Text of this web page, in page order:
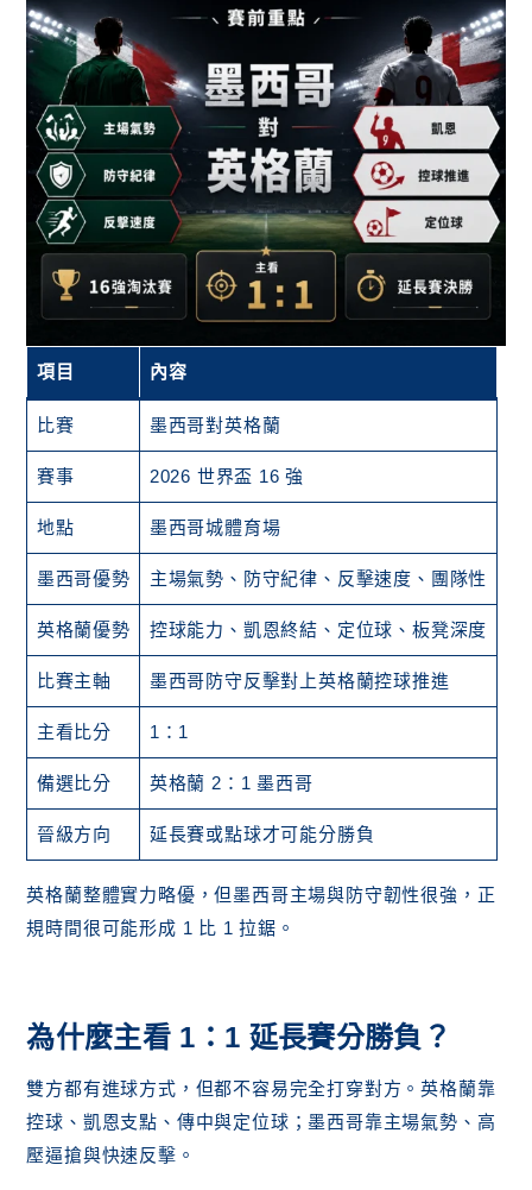
項目 內容
比賽 墨西哥對英格蘭
賽事 2026 世界盃 16 強
地點 墨西哥城體育場
墨西哥優勢 主場氣勢、防守紀律、反擊速度、團隊性
英格蘭優勢 控球能力、凱恩終結、定位球、板凳深度
比賽主軸 墨西哥防守反擊對上英格蘭控球推進
主看比分 1：1
備選比分 英格蘭 2：1 墨西哥
晉級方向 延長賽或點球才可能分勝負
英格蘭整體實力略優，但墨西哥主場與防守韌性很強，正
規時間很可能形成 1 比 1 拉鋸。
為什麼主看 1：1 延長賽分勝負？
雙方都有進球方式，但都不容易完全打穿對方。英格蘭靠
控球、凱恩支點、傳中與定位球；墨西哥靠主場氣勢、高
壓逼搶與快速反擊。